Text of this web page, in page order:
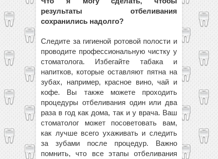
результаты отбеливания
сохранились надолго?
Следите за гигиеной ротовой полости и
проводите профессиональную чистку у
стоматолога. Избегайте табака и
напитков, которые оставляют пятна на
зубах, например, красное вино, чай и
кофе. Вы также можете проходить
процедуры отбеливания один или два
раза в год как дома, так и у врача. Ваш
стоматолог может посоветовать вам,
как лучше всего ухаживать и следить
за зубами после процедур. Важно
помнить, что все этапы отбеливания